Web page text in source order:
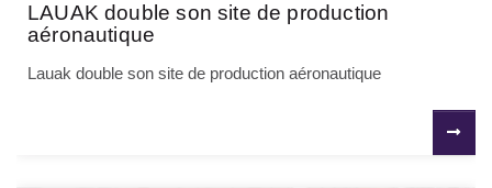
LAUAK double son site de production
aéronautique
Lauak double son site de production aéronautique